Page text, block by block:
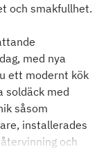
och smakfullhet.
med nya
ett modernt kök
soldäck med
såsom
installerades
och